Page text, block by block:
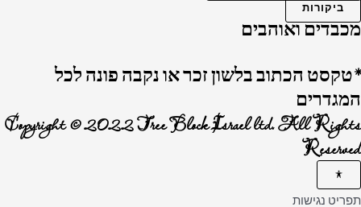
ביקורות
מכבדים ואוהבים
*טקסט הכתוב בלשון זכר או נקבה פונה לכל
המגדרים
Copyright © 2022 Tree Block Israel ltd. All Rights
Reserved
תפריט נגישות